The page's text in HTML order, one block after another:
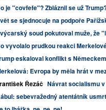
je "covfefe"? Zbláznil se už
se sjednocuje na podpoře
soud pokutoval muže, že
vyvolalo prudkou reakci
eskaloval konflikt s Německem
Evropa by měla hrát v
Řezáč Návrat socialismu
sebevražedný atentátník